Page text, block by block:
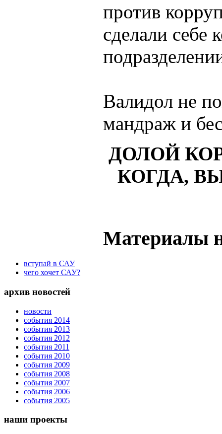
против
сделали себе
Валидол не
мандраж и
ДОЛОЙ
КОГДА,
Материалы
вступай в САУ
чего хочет САУ?
архив новостей
новости
события 2014
события 2013
события 2012
события 2011
события 2010
события 2009
события 2008
события 2007
события 2006
события 2005
наши проекты